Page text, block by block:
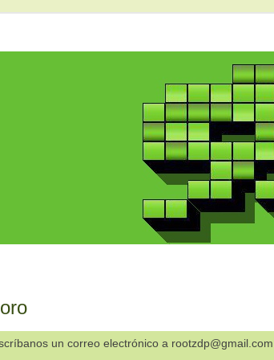
un correo electrónico a rootzdp@gmail.com .